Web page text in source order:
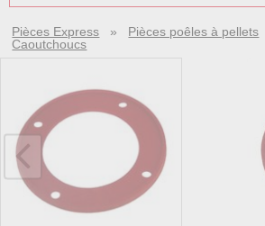
Pièces Express » Pièces poêles à pellets
Caoutchoucs